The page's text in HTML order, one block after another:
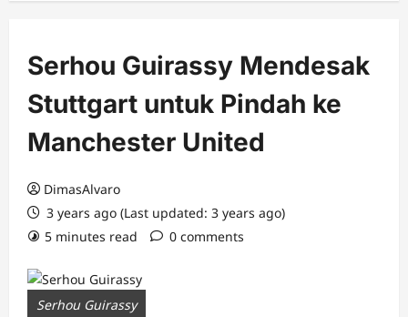
Serhou Guirassy Mendesak
Stuttgart untuk Pindah ke
Manchester United
DimasAlvaro
3 years ago (Last updated: 3 years ago)
5 minutes read
0 comments
Serhou Guirassy